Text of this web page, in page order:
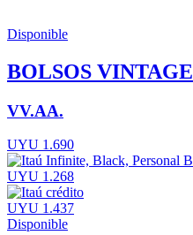
Disponible
BOLSOS VINTAGE
VV.AA.
UYU 1.690
UYU 1.268
UYU 1.437
Disponible